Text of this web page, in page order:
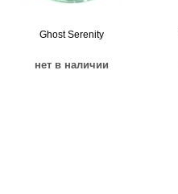
Ghost Serenity
нет в наличии